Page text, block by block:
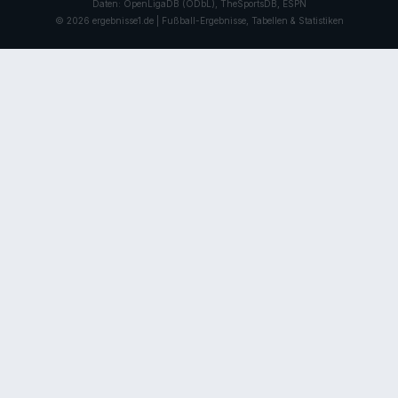
Daten: OpenLigaDB (ODbL), TheSportsDB, ESPN
© 2026 ergebnisse1.de | Fußball-Ergebnisse, Tabellen & Statistiken